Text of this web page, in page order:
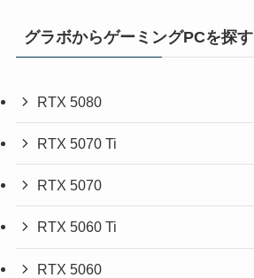
グラボからゲーミングPCを探す
RTX 5080
RTX 5070 Ti
RTX 5070
RTX 5060 Ti
RTX 5060